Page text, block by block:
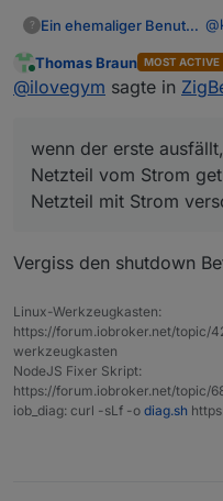
? Ein ehemaliger Benutzer @
Online
Thomas Braun MOST ACTIVE
@ilovegym sagte in
wenn der erste
Netzteil vom Strom
Netzteil mit Strom
Vergiss den shutdown
Linux-Werkzeugkasten:
https://forum.iobroker.net/topic/
werkzeugkasten
NodeJS Fixer Skript:
https://forum.iobroker.net/topic/
iob_diag: curl -sLf -o diag.sh